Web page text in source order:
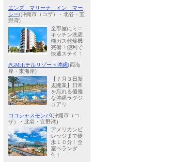
エンズ マリーナ イン マー
シー(沖縄市（コザ）・北谷・宜
野湾)
全部屋にミニ
キッチン洗濯
機ガス乾燥機
完備！便利で
快適ステイ！
PGMホテルリゾート沖縄(西海
岸・東海岸)
【７月３日新
規開業】日常
を忘れる優雅
な沖縄ラグジ
ュアリ
ココシャスモンパ(沖縄市（コ
ザ）・北谷・宜野湾)
アメリカンビ
レッジまで徒
歩１０分！全
室ベランダ
付！